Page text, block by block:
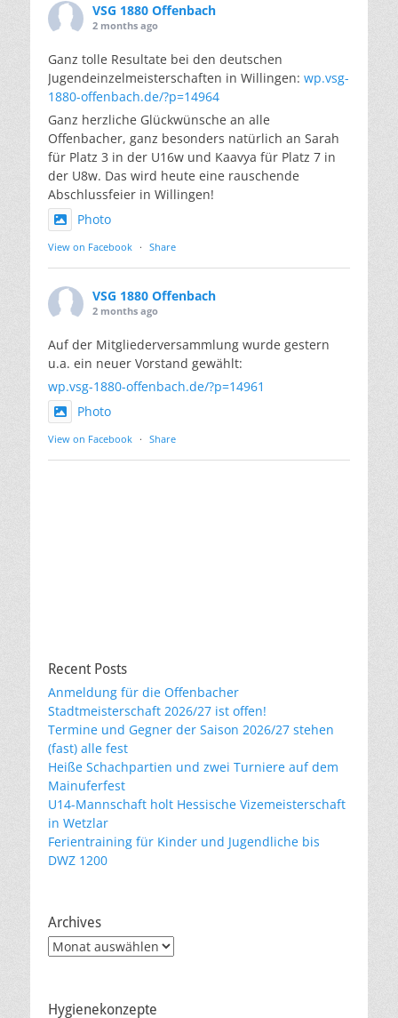
VSG 1880 Offenbach
2 months ago
Ganz tolle Resultate bei den deutschen
Jugendeinzelmeisterschaften in Willingen: wp.vsg-
1880-offenbach.de/?p=14964
Ganz herzliche Glückwünsche an alle
Offenbacher, ganz besonders natürlich an Sarah
für Platz 3 in der U16w und Kaavya für Platz 7 in
der U8w. Das wird heute eine rauschende
Abschlussfeier in Willingen!
Photo
View on Facebook · Share
VSG 1880 Offenbach
2 months ago
Auf der Mitgliederversammlung wurde gestern
u.a. ein neuer Vorstand gewählt:
wp.vsg-1880-offenbach.de/?p=14961
Photo
View on Facebook · Share
Recent Posts
Anmeldung für die Offenbacher
Stadtmeisterschaft 2026/27 ist offen!
Termine und Gegner der Saison 2026/27 stehen
(fast) alle fest
Heiße Schachpartien und zwei Turniere auf dem
Mainuferfest
U14-Mannschaft holt Hessische Vizemeisterschaft
in Wetzlar
Ferientraining für Kinder und Jugendliche bis
DWZ 1200
Archives
Archives
Hygienekonzepte